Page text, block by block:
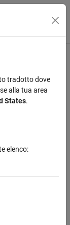
tradotto dove
alla tua area
States.
elenco: